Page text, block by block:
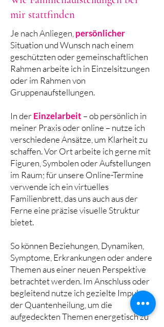
mir stattfinden
Je nach Anliegen, persönlicher
Situation und Wunsch nach einem
geschützten oder gemeinschaftlichen
Rahmen arbeite ich in Einzelsitzungen
oder im Rahmen von
Gruppenaufstellungen.
In derEinzelarbeit – ob persönlich in
meiner Praxis oder online – nutze ich
verschiedene Ansätze, um Klarheit zu
schaffen. Vor Ort arbeite ich gerne mit
Figuren, Symbolen oder Aufstellungen
im Raum; für unsere Online-Termine
verwende ich ein virtuelles
Familienbrett, das uns auch aus der
Ferne eine präzise visuelle Struktur
bietet.
So können Beziehungen, Dynamiken,
Symptome, Erkrankungen oder andere
Themen aus einer neuen Perspektive
betrachtet werden. Im Anschluss oder
begleitend nutze ich gezielte Impulse
der Quantenheilung, um die
aufgedeckten Themen energetisch zu